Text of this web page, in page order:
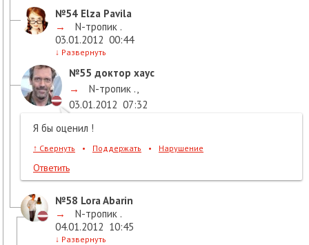
№54 Elza Pavila
→
N-тропик .
03.01.2012 00:44
↓ Развернуть
№55 доктор хаус
→
N-тропик .
03.01.2012 07:32
Я бы оценил !
↑ Свернуть • Поддержать • Нарушение
Ответить
№58 Lora Abarin
→
N-тропик .
04.01.2012 10:45
↓ Развернуть